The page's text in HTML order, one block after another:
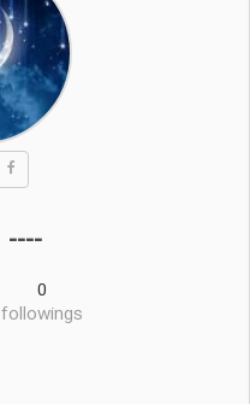
----
0
followings